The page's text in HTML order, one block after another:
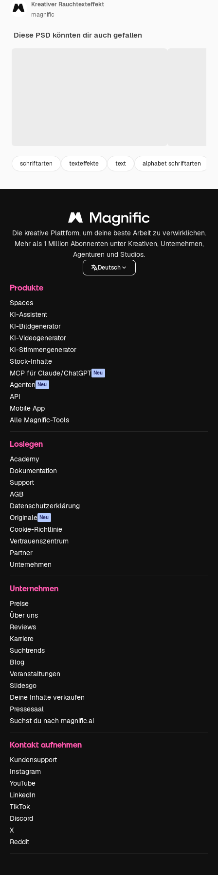
Kreativer Rauchtexteffekt
magnific
Diese PSD könnten dir auch gefallen
schriftarten texteffekte text alphabet schriftarten
Die kreative Plattform, um deine beste Arbeit zu verwirklichen.
Mehr als 1 Million Abonnenten unter Kreativen, Unternehmen,
Agenturen und Studios.
Deutsch
Produkte
Spaces
KI-Assistent
KI-Bildgenerator
KI-Videogenerator
KI-Stimmengenerator
Stock-Inhalte
MCP für Claude/ChatGPT Neu
Agenten Neu
API
Mobile App
Alle Magnific-Tools
Loslegen
Academy
Dokumentation
Support
AGB
Datenschutzerklärung
Originale Neu
Cookie-Richtlinie
Vertrauenszentrum
Partner
Unternehmen
Unternehmen
Preise
Über uns
Reviews
Karriere
Suchtrends
Blog
Veranstaltungen
Slidesgo
Deine Inhalte verkaufen
Pressesaal
Suchst du nach magnific.ai
Kontakt aufnehmen
Kundensupport
Instagram
YouTube
LinkedIn
TikTok
Discord
X
Reddit